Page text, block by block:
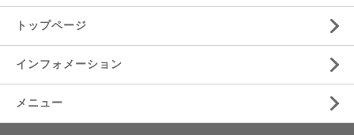
トップページ
インフォメーション
メニュー